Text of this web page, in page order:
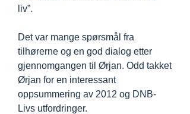
liv”.
Det var mange spørsmål fra
tilhørerne og en god dialog etter
gjennomgangen til Ørjan. Odd takket
Ørjan for en interessant
oppsummering av 2012 og DNB-
Livs utfordringer.